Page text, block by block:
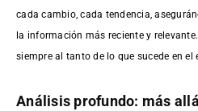
cada cambio, cada tendencia,
la información más reciente y
siempre al tanto de lo que sucede en el
Análisis profundo: más